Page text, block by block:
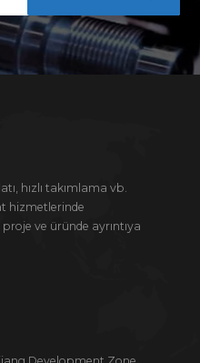
hızlı takımlama vb.
hizmetlerinde
ve üründe ayrıntıya